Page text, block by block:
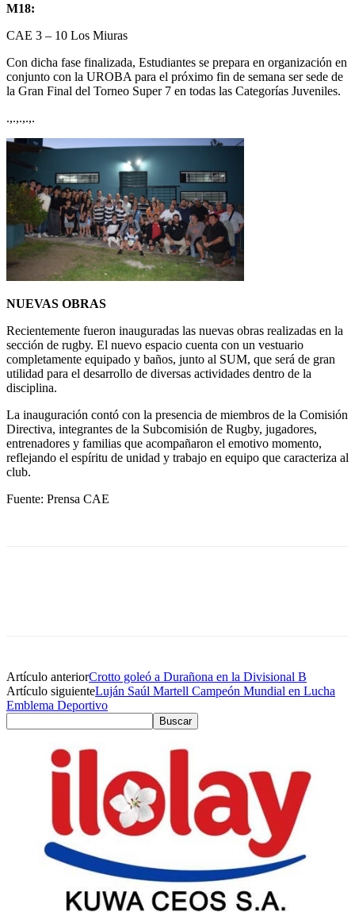
M18:
CAE 3 – 10 Los Miuras
Con dicha fase finalizada, Estudiantes se prepara en organización en
conjunto con la UROBA para el próximo fin de semana ser sede de
la Gran Final del Torneo Super 7 en todas las Categorías Juveniles.
.,.,.,.,.
NUEVAS OBRAS
Recientemente fueron inauguradas las nuevas obras realizadas en la
sección de rugby. El nuevo espacio cuenta con un vestuario
completamente equipado y baños, junto al SUM, que será de gran
utilidad para el desarrollo de diversas actividades dentro de la
disciplina.
La inauguración contó con la presencia de miembros de la Comisión
Directiva, integrantes de la Subcomisión de Rugby, jugadores,
entrenadores y familias que acompañaron el emotivo momento,
reflejando el espíritu de unidad y trabajo en equipo que caracteriza al
club.
Fuente: Prensa CAE
Artículo anteriorCrotto goleó a Durañona en la Divisional B
Artículo siguienteLuján Saúl Martell Campeón Mundial en Lucha
Emblema Deportivo